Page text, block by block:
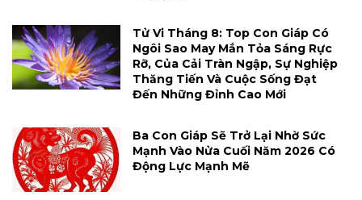
Tử Vi Tháng 8: Top Con Giáp Có
Ngôi Sao May Mắn Tỏa Sáng Rực
Rỡ, Của Cải Tràn Ngập, Sự Nghiệp
Thăng Tiến Và Cuộc Sống Đạt
Đến Những Đỉnh Cao Mới
Ba Con Giáp Sẽ Trở Lại Nhờ Sức
Mạnh Vào Nửa Cuối Năm 2026 Có
Động Lực Mạnh Mẽ